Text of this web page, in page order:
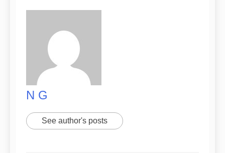
N G
See author's posts